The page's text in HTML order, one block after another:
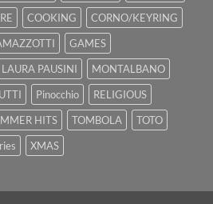
COOKING
CORNO/KEYRING
GAMES
LAURA PAUSINI
MONTALBANO
Pinocchio
RELIGIOUS
HITS TOMBOLA
TOTO
XMAS